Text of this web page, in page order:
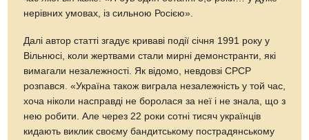
нерівних умовах, із сильною Росією».
Далі автор статті згадує криваві події січня 1991 року у
Вільнюсі, коли жертвами стали мирні демонстранти, які
вимагали незалежності. Як відомо, невдовзі СРСР
розпався. «Україна також виграла незалежність у той час,
хоча ніколи насправді не боролася за неї і не знала, що з
нею робити. Але через 22 роки сотні тисяч українців
кидають виклик своєму бандитському пострадянському